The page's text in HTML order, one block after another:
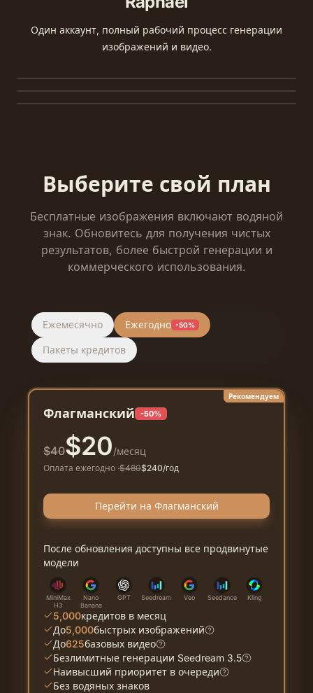
Один аккаунт, полный рабочий процесс генерации
изображений и видео.
Текст в видео
Создавайте кинематографичные короткие клипы с
нативным звуком по вашему запросу.
Текст в изображение
Изображение в изображение
Выберите свой план
Бесплатные изображения включают водяной
знак. Обновитесь для получения чистых
результатов, более быстрой генерации и
коммерческого использования.
Ежемесячно Ежегодно -50%
Пакеты кредитов
Рекомендуем
Флагманский -50%
$40$20/месяц
Оплата ежегодно ·$480$240/год
Перейти на Флагманский
После обновления доступны все продвинутые
модели
MiniMax
H3
Nano
Banana
GPT Seedream Veo Seedance Kling
5,000кредитов в месяц
До5,000быстрых изображений
До625базовых видео
Безлимитные генерации Seedream 3.5
Наивысший приоритет в очереди
Без водяных знаков